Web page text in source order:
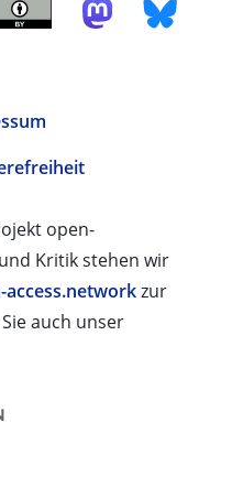
open-
Kritik stehen wir
access.networkzur
auch unser